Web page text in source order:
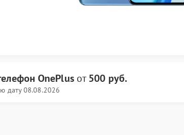
OnePlusот500 руб.
дату 08.08.2026